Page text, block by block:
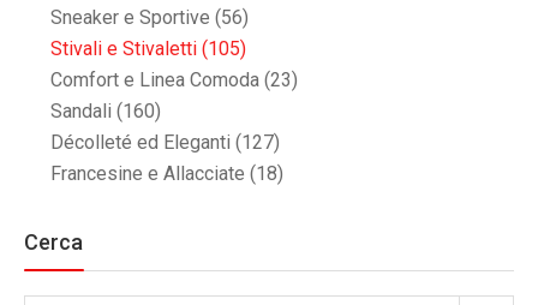
Sneaker e Sportive (56)
Stivali e Stivaletti (105)
Comfort e Linea Comoda (23)
Sandali (160)
Décolleté ed Eleganti (127)
Francesine e Allacciate (18)
Cerca